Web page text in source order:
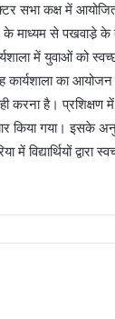
सभा कक्ष में
के माध्यम से
में युवाओं को
का आयोजन
करना है। प्रशिक्षण
किया गया। इसके
में विद्यार्थियों